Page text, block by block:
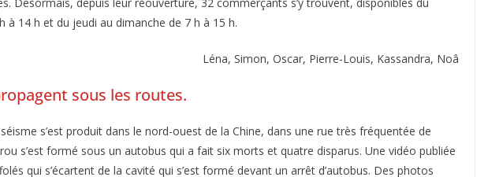
Désormais, depuis leur réouverture, 32 commerçants s’y trouvent, disponibles du
à 14 h et du jeudi au dimanche de 7 h à 15 h.
Léna, Simon, Oscar, Pierre-Louis, Kassandra, Noâ
sous les routes.
s’est produit dans le nord-ouest de la Chine, dans une rue très fréquentée de
s’est formé sous un autobus qui a fait six morts et quatre disparus. Une vidéo publiée
qui s’écartent de la cavité qui s’est formé devant un arrêt d’autobus. Des photos